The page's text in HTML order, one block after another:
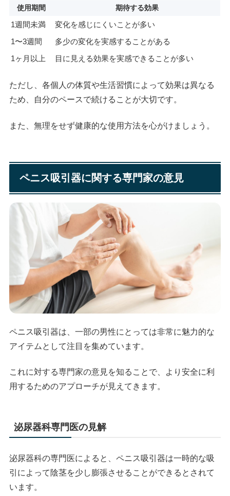
使用期間 期待する効果
1週間未満
変化を感じにくいことが多い
1〜3週間
多少の変化を実感することがある
1ヶ月以上
目に見える効果を実感できることが多い
ただし、各個人の体質や生活習慣によって効果は異なる
ため、自分のペースで続けることが大切です。
また、無理をせず健康的な使用方法を心がけましょう。
ペニス吸引器に関する専門家の意見
ペニス吸引器は、一部の男性にとっては非常に魅力的な
アイテムとして注目を集めています。
これに対する専門家の意見を知ることで、より安全に利
用するためのアプローチが見えてきます。
泌尿器科専門医の見解
泌尿器科の専門医によると、ペニス吸引器は一時的な吸
引によって陰茎を少し膨張させることができるとされて
います。